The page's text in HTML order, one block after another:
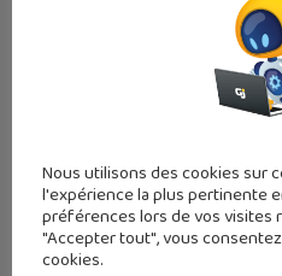
Nous utilisons des cookies sur
l'expérience la plus pertinente
préférences lors de vos visites
"Accepter tout", vous
cookies.